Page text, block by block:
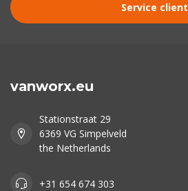
Service client
vanworx.eu
Stationstraat 29
6369 VG Simpelveld
the Netherlands
+31 654 674 303